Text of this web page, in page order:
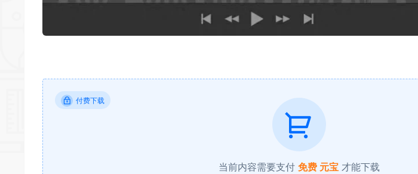
付费下载
当前内容需要支付 免费 元宝 才能下载